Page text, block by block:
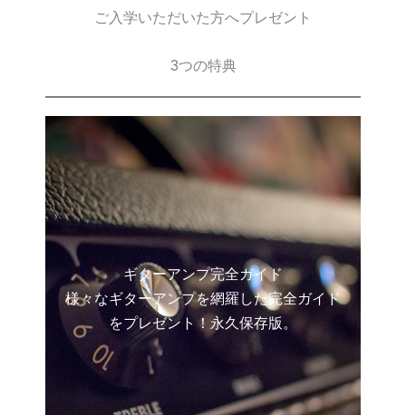
ご入学いただいた方へプレゼント
3つの特典
ギターアンプ完全ガイド
様々なギターアンプを網羅した完全ガイド
をプレゼント！永久保存版。